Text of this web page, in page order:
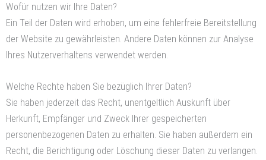
Wofür nutzen wir Ihre Daten?
Ein Teil der Daten wird erhoben, um eine fehlerfreie Bereitstellung
der Website zu gewährleisten. Andere Daten können zur Analyse
Ihres Nutzerverhaltens verwendet werden.
Welche Rechte haben Sie bezüglich Ihrer Daten?
Sie haben jederzeit das Recht, unentgeltlich Auskunft über
Herkunft, Empfänger und Zweck Ihrer gespeicherten
personenbezogenen Daten zu erhalten. Sie haben außerdem ein
Recht, die Berichtigung oder Löschung dieser Daten zu verlangen.